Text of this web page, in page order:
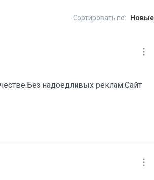
Сортировать по: Новые
надоедливых реклам.Сайт